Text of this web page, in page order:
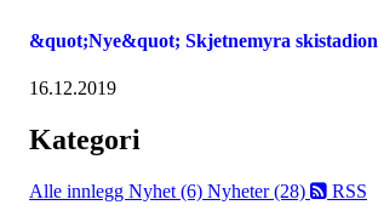
&quot;Nye&quot; Skjetnemyra skistadion
16.12.2019
Kategori
Alle innlegg Nyhet (6) Nyheter (28) RSS